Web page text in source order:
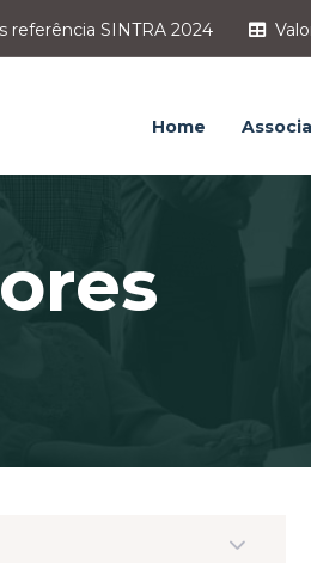
referência SINTRA 2024
Home